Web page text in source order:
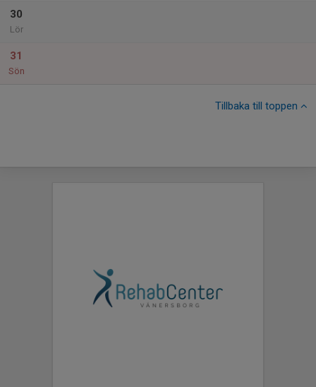
30
Lör
31
Sön
Tillbaka till toppen